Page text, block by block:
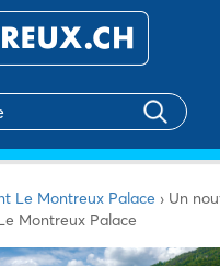
Le Montreux Palace › Un
Montreux Palace